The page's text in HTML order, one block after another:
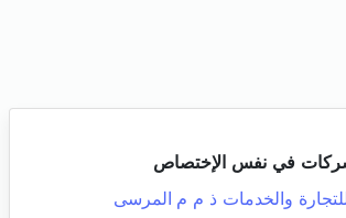
في نفس الإختصاص
والخدمات ذ م م المرسى